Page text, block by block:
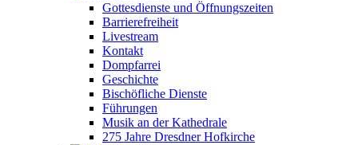
Gottesdienste und Öffnungszeiten
Barrierefreiheit
Livestream
Kontakt
Dompfarrei
Geschichte
Bischöfliche Dienste
Führungen
Musik an der Kathedrale
275 Jahre Dresdner Hofkirche